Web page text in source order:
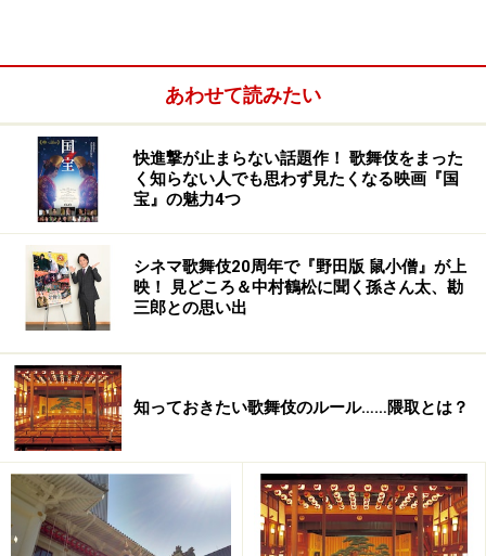
＜目次＞
大切なポイントは
型が生き生きとする瞬間
型は絶対か
おわりに
あわせて読みたい
快進撃が止まらない話題作！ 歌舞伎をまった
く知らない人でも思わず見たくなる映画『国
宝』の魅力4つ
シネマ歌舞伎20周年で『野田版 鼠小僧』が上
映！ 見どころ＆中村鶴松に聞く孫さん太、勘
三郎との思い出
知っておきたい歌舞伎のルール……隈取とは？